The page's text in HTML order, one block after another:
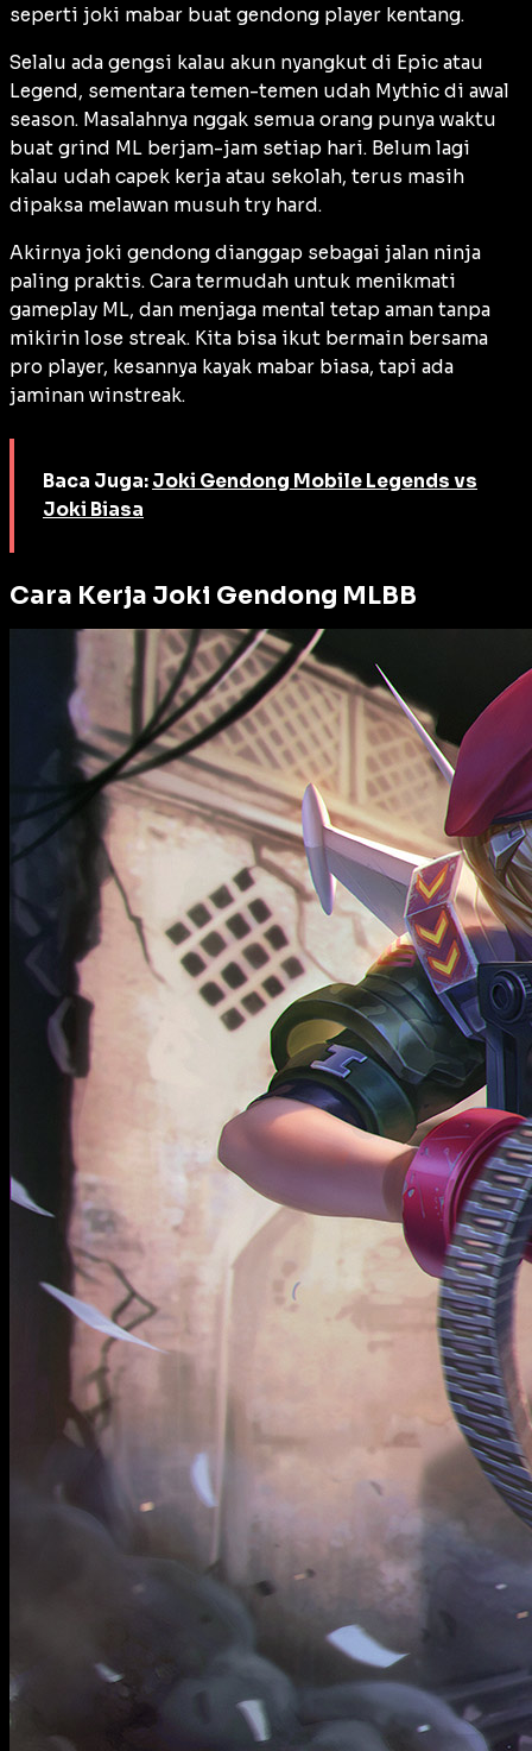
seperti joki mabar buat gendong player kentang.
Selalu ada gengsi kalau akun nyangkut di Epic atau
Legend, sementara temen-temen udah Mythic di awal
season. Masalahnya nggak semua orang punya waktu
buat grind ML berjam-jam setiap hari. Belum lagi
kalau udah capek kerja atau sekolah, terus masih
dipaksa melawan musuh try hard.
Akirnya joki gendong dianggap sebagai jalan ninja
paling praktis. Cara termudah untuk menikmati
gameplay ML, dan menjaga mental tetap aman tanpa
mikirin lose streak. Kita bisa ikut bermain bersama
pro player, kesannya kayak mabar biasa, tapi ada
jaminan winstreak.
Baca Juga: Joki Gendong Mobile Legends vs
Joki Biasa
Cara Kerja Joki Gendong MLBB